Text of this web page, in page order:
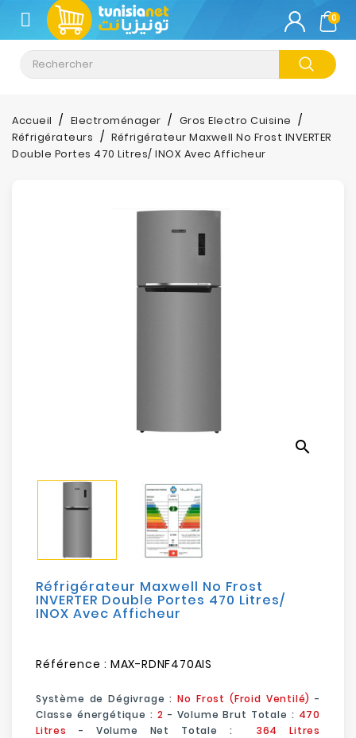
CATÉGORIE
Climatisation
Informatique
Téléphonie
Sécurité
Loisirs
0
Accueil Electroménager
Gros Electro Cuisine
Réfrigérateurs
Réfrigérateur Maxwell No Frost INVERTER
Double Portes 470 Litres/ INOX Avec Afficheur
search
Réfrigérateur Maxwell No Frost
INVERTER Double Portes 470 Litres/
INOX Avec Afficheur
Référence : MAX-RDNF470AIS
Système de Dégivrage : No Frost (Froid Ventilé) -
Classe énergétique : 2 - Volume Brut Totale : 470
Litres - Volume Net Totale :
364 Litres